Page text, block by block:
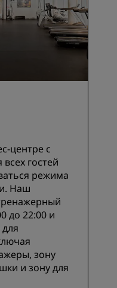
центре с
гостей
режима
Наш
до 22:00 и
зону
и зону для